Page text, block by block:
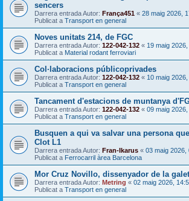
sencers
Darrera entrada Autor: França451 « 28 maig 2026,
Publicat a Transport en general
Noves unitats 214, de FGC
Darrera entrada Autor: 122-042-132 « 19 maig
Publicat a Material rodant ferroviari
Col·laboracions públicoprivades
Darrera entrada Autor: 122-042-132 « 10 maig
Publicat a Transport en general
Tancament d'estacions de muntanya
Darrera entrada Autor: 122-042-132 « 09 maig
Publicat a Transport en general
Busquen a qui va salvar una persona
Clot L1
Darrera entrada Autor: Fran-Ikarus « 03 maig 2026,
Publicat a Ferrocarril àrea Barcelona
Mor Cruz Novillo, dissenyador de la
Darrera entrada Autor: Metring « 02 maig 2026,
Publicat a Transport en general